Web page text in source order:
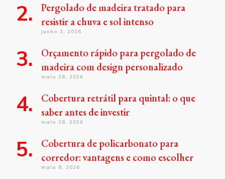
Pergolado de madeira tratado para
resistir a chuva e sol intenso
junho 2, 2026
Orçamento rápido para pergolado de
madeira com design personalizado
maio 28, 2026
Cobertura retrátil para quintal: o que
saber antes de investir
maio 28, 2026
Cobertura de policarbonato para
corredor: vantagens e como escolher
maio 8, 2026